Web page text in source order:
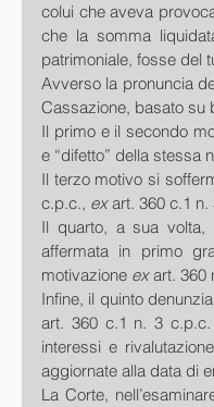
colui che aveva
che la somma
patrimoniale, fosse del
Avverso la pronuncia
Cassazione, basato su
Il primo e il secondo
e “difetto” della stessa
Il terzo motivo si
c.p.c., ex art. 360 c.1
Il quarto, a sua volta,
affermata in primo
motivazione ex art. 360
Infine, il quinto
art. 360 c.1 n. 3
interessi e
aggiornate alla data di
La Corte,